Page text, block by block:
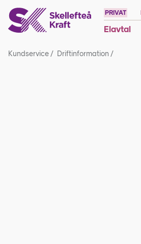
PRIVAT
Elavtal
Kundservice/ Driftinformation /